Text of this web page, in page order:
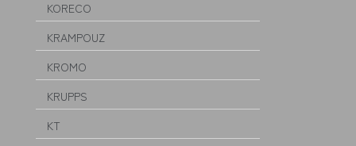
KORECO
KRAMPOUZ
KROMO
KRUPPS
KT